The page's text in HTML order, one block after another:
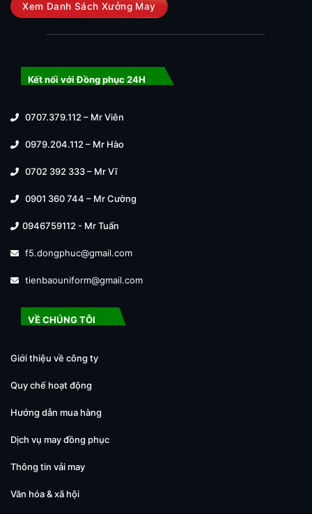
Xem Danh Sách Xưởng May
Kết nối với Đồng phục 24H
0707.379.112 – Mr Viên
0979.204.112 – Mr Hào
0702 392 333 – Mr Vĩ
0901 360 744 – Mr Cường
0946759112 - Mr Tuấn
f5.dongphuc@gmail.com
tienbaouniform@gmail.com
VỀ CHÚNG TÔI
Giới thiệu về công ty
Quy chế hoạt động
Hướng dẫn mua hàng
Dịch vụ may đồng phục
Thông tin vải may
Văn hóa & xã hội